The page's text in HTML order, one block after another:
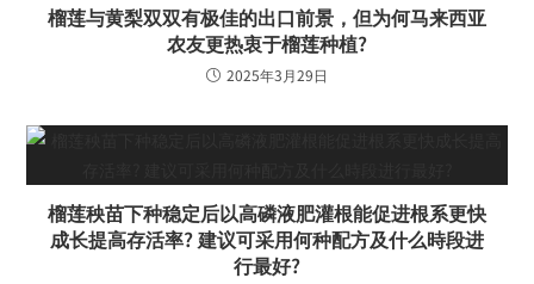
榴莲与黄梨双双有极佳的出口前景，但为何马来西亚
农友更热衷于榴莲种植?
2025年3月29日
榴莲秧苗下种稳定后以高磷液肥灌根能促进根系更快
成长提高存活率? 建议可采用何种配方及什么時段进
行最好?